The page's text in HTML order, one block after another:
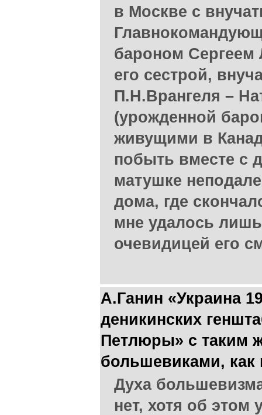
в Москве с
бароном Сергеем
его сестрой,
П.Н.Врангеля –
(урожденной
живущими в
побыть вместе с
матушке
дома, где
мне удалось
очевидицей его
А.Ганин «Украина
деникинских
Петлюры» с таким
большевиками,
Духа
нет, хотя об этом